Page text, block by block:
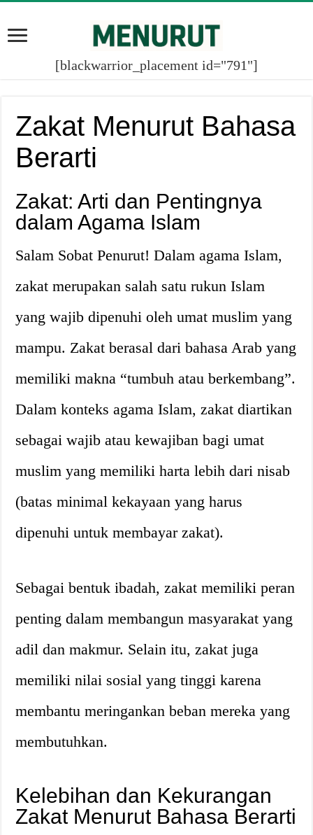
[blackwarrior_placement id="791"]
Zakat Menurut Bahasa
Berarti
Zakat: Arti dan Pentingnya
dalam Agama Islam
Salam Sobat Penurut! Dalam agama Islam,
zakat merupakan salah satu rukun Islam
yang wajib dipenuhi oleh umat muslim yang
mampu. Zakat berasal dari bahasa Arab yang
memiliki makna “tumbuh atau berkembang”.
Dalam konteks agama Islam, zakat diartikan
sebagai wajib atau kewajiban bagi umat
muslim yang memiliki harta lebih dari nisab
(batas minimal kekayaan yang harus
dipenuhi untuk membayar zakat).
Sebagai bentuk ibadah, zakat memiliki peran
penting dalam membangun masyarakat yang
adil dan makmur. Selain itu, zakat juga
memiliki nilai sosial yang tinggi karena
membantu meringankan beban mereka yang
membutuhkan.
Kelebihan dan Kekurangan
Zakat Menurut Bahasa Berarti